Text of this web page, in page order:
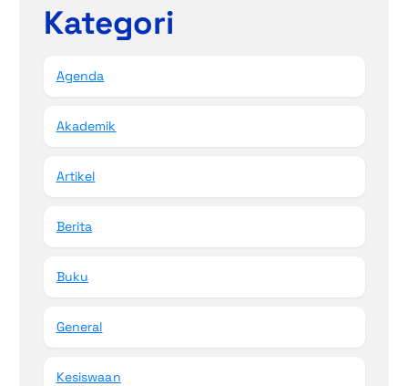
Kategori
Agenda
Akademik
Artikel
Berita
Buku
General
Kesiswaan